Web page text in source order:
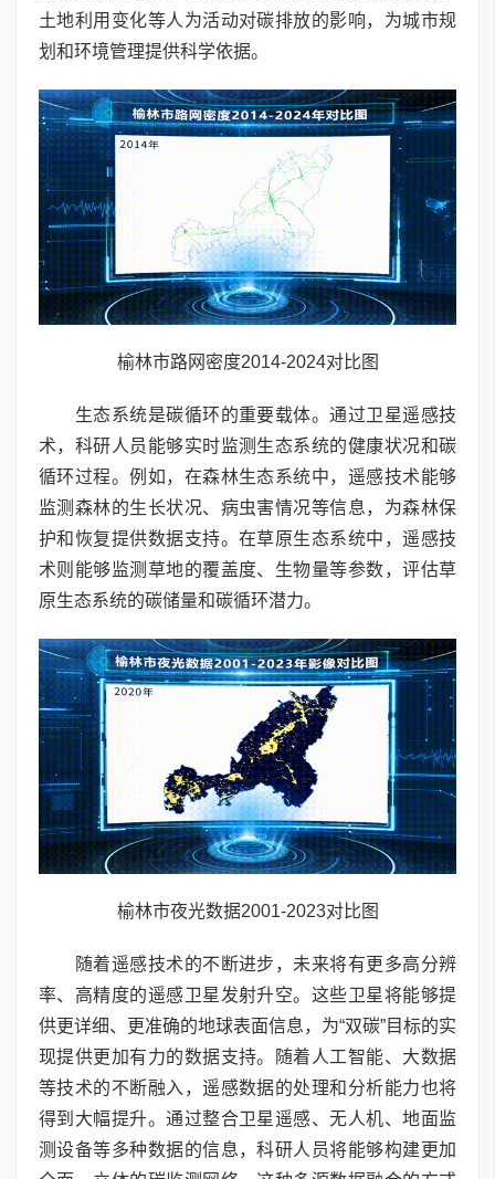
土地利用变化等人为活动对碳排放的影响，为城市规
划和环境管理提供科学依据。
榆林市路网密度2014-2024对比图
生态系统是碳循环的重要载体。通过卫星遥感技
术，科研人员能够实时监测生态系统的健康状况和碳
循环过程。例如，在森林生态系统中，遥感技术能够
监测森林的生长状况、病虫害情况等信息，为森林保
护和恢复提供数据支持。在草原生态系统中，遥感技
术则能够监测草地的覆盖度、生物量等参数，评估草
原生态系统的碳储量和碳循环潜力。
榆林市夜光数据2001-2023对比图
随着遥感技术的不断进步，未来将有更多高分辨
率、高精度的遥感卫星发射升空。这些卫星将能够提
供更详细、更准确的地球表面信息，为“双碳”目标的实
现提供更加有力的数据支持。随着人工智能、大数据
等技术的不断融入，遥感数据的处理和分析能力也将
得到大幅提升。通过整合卫星遥感、无人机、地面监
测设备等多种数据的信息，科研人员将能够构建更加